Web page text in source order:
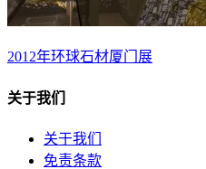
2012年环球石材厦门展
关于我们
关于我们
免责条款